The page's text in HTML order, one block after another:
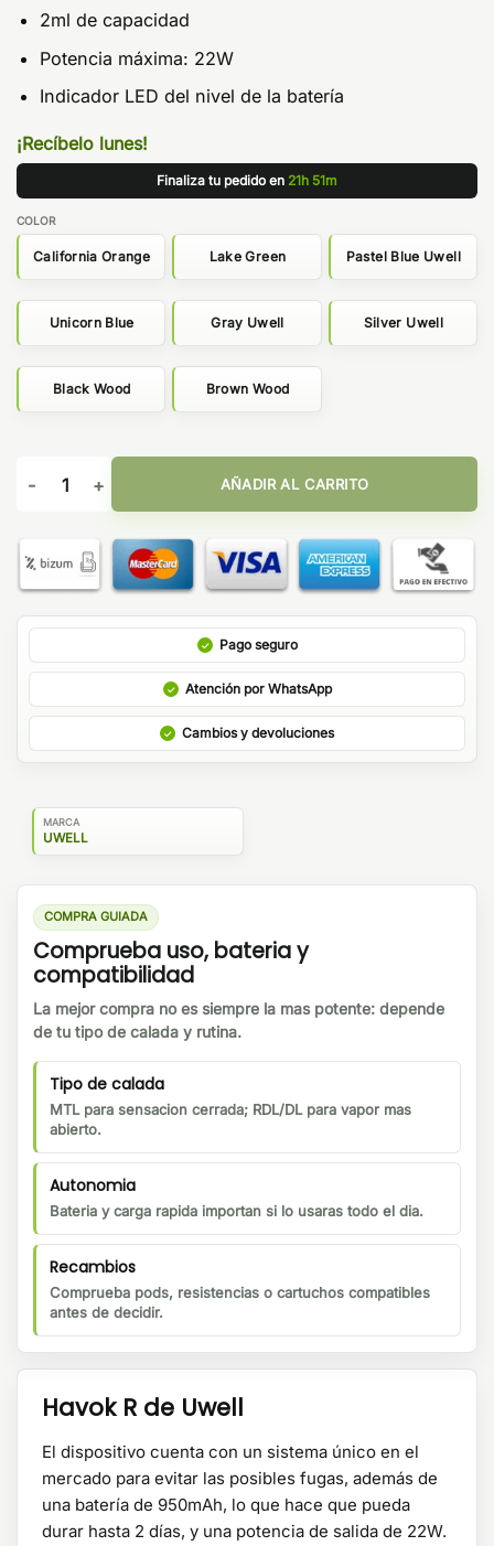
2ml de capacidad
Potencia máxima: 22W
Indicador LED del nivel de la batería
¡Recíbelo lunes!
Finaliza tu pedido en 21h 51m
COLOR
California Orange Lake Green Pastel Blue Uwell
Unicorn Blue Gray Uwell Silver Uwell
Black Wood Brown Wood
AÑADIR AL CARRITO
Pago seguro
Atención por WhatsApp
Cambios y devoluciones
MARCA
UWELL
COMPRA GUIADA
Comprueba uso, bateria y
compatibilidad
La mejor compra no es siempre la mas potente: depende
de tu tipo de calada y rutina.
Tipo de calada
MTL para sensacion cerrada; RDL/DL para vapor mas
abierto.
Autonomia
Bateria y carga rapida importan si lo usaras todo el dia.
Recambios
Comprueba pods, resistencias o cartuchos compatibles
antes de decidir.
Havok R de Uwell
El dispositivo cuenta con un sistema único en el
mercado para evitar las posibles fugas, además de
una batería de 950mAh, lo que hace que pueda
durar hasta 2 días, y una potencia de salida de 22W.